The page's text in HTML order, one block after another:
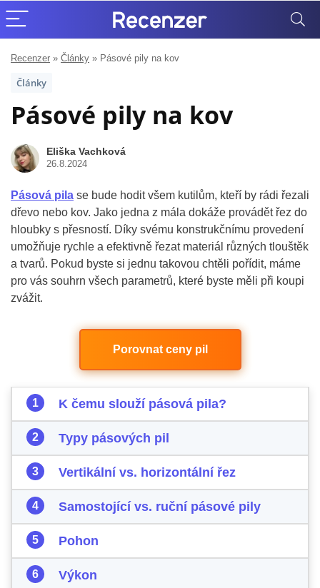
Recenzer » Články » Pásové pily na kov
Články
Pásové pily na kov
Eliška Vachková
26.8.2024
Pásová pila se bude hodit všem kutilům, kteří by rádi řezali
dřevo nebo kov. Jako jedna z mála dokáže provádět řez do
hloubky s přesností. Díky svému konstrukčnímu provedení
umožňuje rychle a efektivně řezat materiál různých tlouštěk
a tvarů. Pokud byste si jednu takovou chtěli pořídit, máme
pro vás souhrn všech parametrů, které byste měli při koupi
zvážit.
Porovnat ceny pil
K čemu slouží pásová pila?
Typy pásových pil
Vertikální vs. horizontální řez
Samostojící vs. ruční pásové pily
Pohon
Výkon